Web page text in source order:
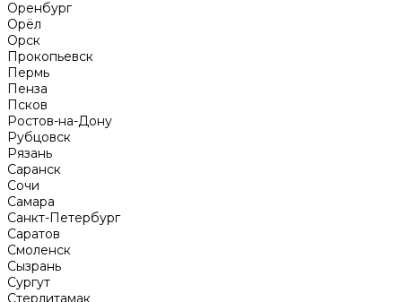
Оренбург
Орёл
Орск
Прокопьевск
Пермь
Пенза
Псков
Ростов-на-Дону
Рубцовск
Рязань
Саранск
Сочи
Самара
Санкт-Петербург
Саратов
Смоленск
Сызрань
Сургут
Стерлитамак